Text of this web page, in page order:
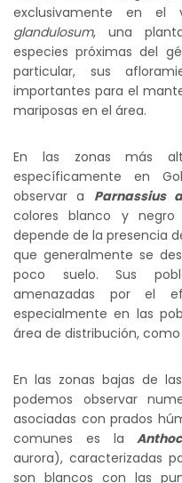
exclusivamente en
glandulosum, una
especies próximas del
particular, sus
importantes para el
mariposas en el área.
En las zonas más
específicamente en
observar a Parnassius
colores blanco y
depende de la presencia
que generalmente se
poco suelo. Sus
amenazadas por el
especialmente en las
área de distribución,
En las zonas bajas de
podemos observar
asociadas con prados
comunes es la
aurora), caracterizadas
son blancos con las